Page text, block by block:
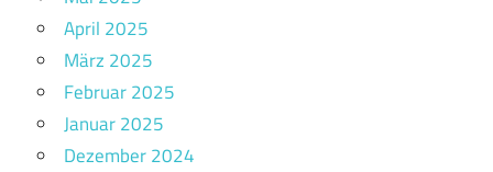
April 2025
März 2025
Februar 2025
Januar 2025
Dezember 2024